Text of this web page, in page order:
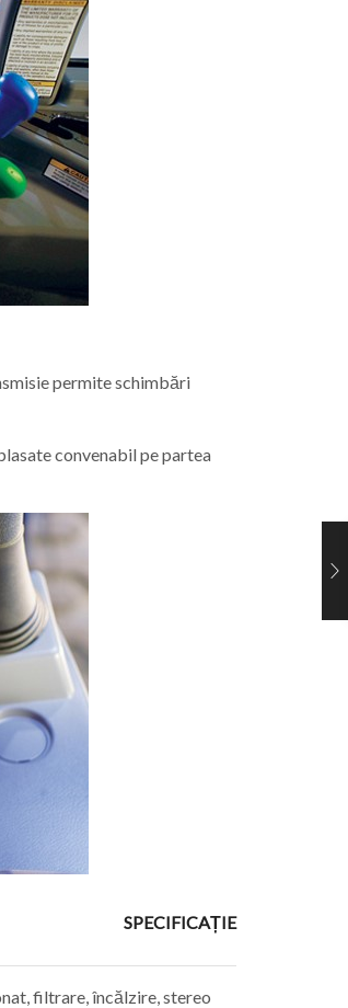
permite schimbări
convenabil pe partea
SPECIFICAȚIE
filtrare, încălzire, stereo